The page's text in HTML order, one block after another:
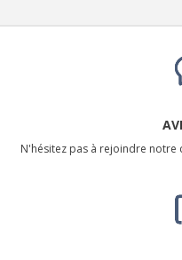
N'hésitez pas à rejoindre notre